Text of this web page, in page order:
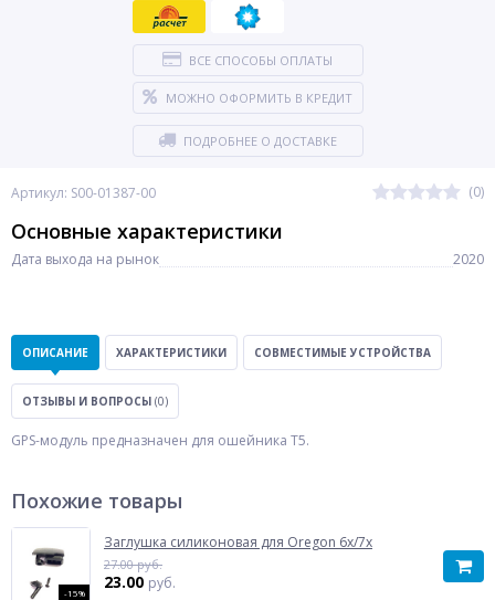
Артикул: S00-01387-00 (0)
ВСЕ СПОСОБЫ ОПЛАТЫ
МОЖНО ОФОРМИТЬ В КРЕДИТ
ПОДРОБНЕЕ О ДОСТАВКЕ
Основные характеристики
Дата выхода на рынок 2020
ОПИСАНИЕ ХАРАКТЕРИСТИКИ СОВМЕСТИМЫЕ УСТРОЙСТВА
ОТЗЫВЫ И ВОПРОСЫ (0)
GPS-модуль предназначен для ошейника T5.
Похожие товары
-15%
Заглушка силиконовая для Oregon 6x/7x
27.00 руб.
23.00 руб.